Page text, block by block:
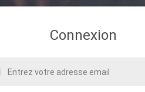
Connexion